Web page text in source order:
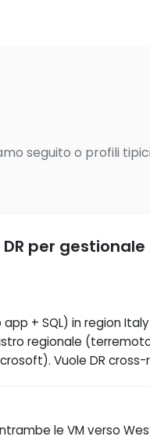
seguito o profili
per gestionale
+ SQL) in region
regionale
Vuole DR cross-
le VM verso